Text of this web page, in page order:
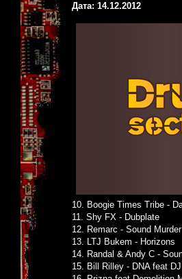
Дата: 14.12.2012
10. Boogie Times Tribe -
11. Shy FX - Dubplate
12. Remarc - Sound Murder
13. LTJ Bukem - Horizons
14. Randal & Andy C -
15. Bill Rilley - DNA feat